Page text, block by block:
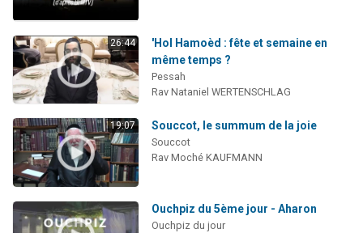
26:44
'Hol Hamoèd : fête et semaine en
même temps ?
Pessah
Rav Nataniel WERTENSCHLAG
19:07 Souccot, le summum de la joie
Souccot
Rav Moché KAUFMANN
Ouchpiz du 5ème jour - Aharon
Ouchpiz du jour